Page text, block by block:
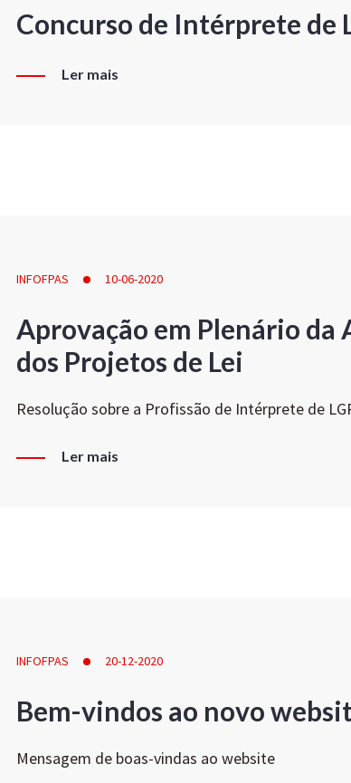
Concurso de Intérprete de
Ler mais
INFOFPAS 10-06-2020
Aprovação em Plenário da
dos Projetos de Lei
Resolução sobre a Profissão de Intérprete de
Ler mais
INFOFPAS 20-12-2020
Bem-vindos ao novo
Mensagem de boas-vindas ao website